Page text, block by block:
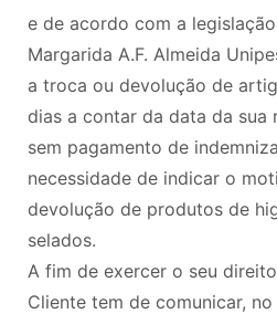
e de acordo com a
Margarida A.F. Almeida
a troca ou devolução de
dias a contar da data da sua
sem pagamento de
necessidade de indicar o
devolução de produtos de
selados.
A fim de exercer o seu
Cliente tem de comunicar,